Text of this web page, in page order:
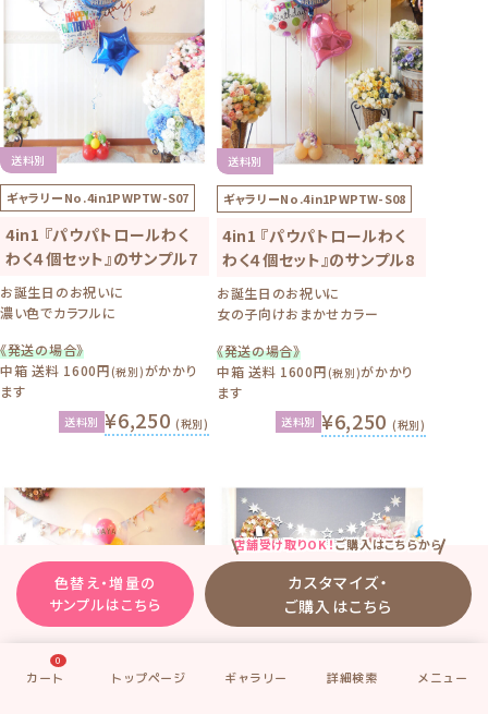
色替え・増量の
サンプルはこちら
店舗受け取りOK！ご購入はこちらから
カスタマイズ・
ご購入はこちら
送料別
ギャラリーNo.4in1PWPTW-S07
4in1 『パウパトロールわく
わく４個セット』のサンプル7
お誕生日のお祝いに
濃い色でカラフルに
《発送の場合》
中箱 送料 1600円 (税別)がかかり
ます
送料別 ¥6,250(税別)
送料別
ギャラリーNo.4in1PWPTW-S08
4in1 『パウパトロールわく
わく４個セット』のサンプル8
お誕生日のお祝いに
女の子向けおまかせカラー
《発送の場合》
中箱 送料 1600円 (税別)がかかり
ます
送料別 ¥6,250 (税別)
0